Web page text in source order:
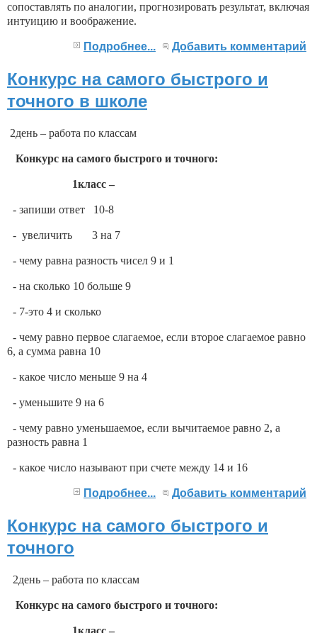
сопоставлять по аналогии, прогнозировать результат, включая
интуицию и воображение.
Подробнее... Добавить комментарий
Конкурс на самого быстрого и
точного в школе
2день – работа по классам
Конкурс на самого быстрого и точного:
1класс –
- запиши ответ 10-8
- увеличить 3 на 7
- чему равна разность чисел 9 и 1
- на сколько 10 больше 9
- 7-это 4 и сколько
- чему равно первое слагаемое, если второе слагаемое равно
6, а сумма равна 10
- какое число меньше 9 на 4
- уменьшите 9 на 6
- чему равно уменьшаемое, если вычитаемое равно 2, а
разность равна 1
- какое число называют при счете между 14 и 16
Подробнее... Добавить комментарий
Конкурс на самого быстрого и
точного
2день – работа по классам
Конкурс на самого быстрого и точного:
1класс –